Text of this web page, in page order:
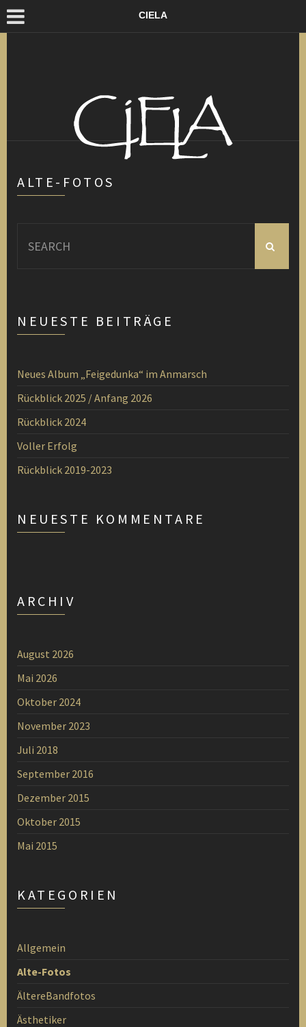
CIELA
ALTE-FOTOS
for:
NEUESTE BEITRÄGE
Neues Album „Feigedunka“ im Anmarsch
Rückblick 2025 / Anfang 2026
Rückblick 2024
Voller Erfolg
Rückblick 2019-2023
NEUESTE KOMMENTARE
ARCHIV
August 2026
Mai 2026
Oktober 2024
November 2023
Juli 2018
September 2016
Dezember 2015
Oktober 2015
Mai 2015
KATEGORIEN
Allgemein
Alte-Fotos
ÄltereBandfotos
Ästhetiker